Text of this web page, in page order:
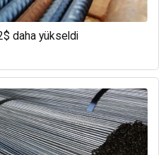
daha yükseldi